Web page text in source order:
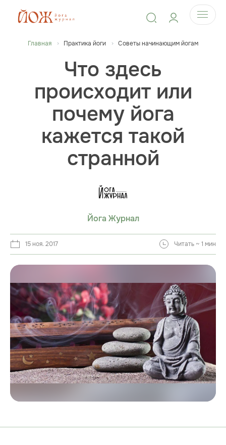
Главная Практика йоги Советы начинающим йогам
Что здесь
происходит или
почему йога
кажется такой
странной
Йога Журнал
15 ноя. 2017 Читать ~ 1 мин